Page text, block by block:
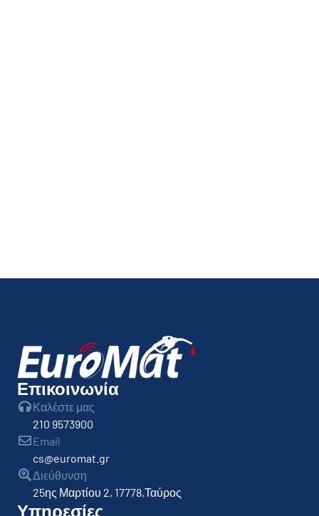
Επικοινωνία
Καλέστε μας
210 9573900
Email
cs@euromat.gr
Διεύθυνση
25ης Μαρτίου 2, 17778,Ταύρος
Υπηρεσίες